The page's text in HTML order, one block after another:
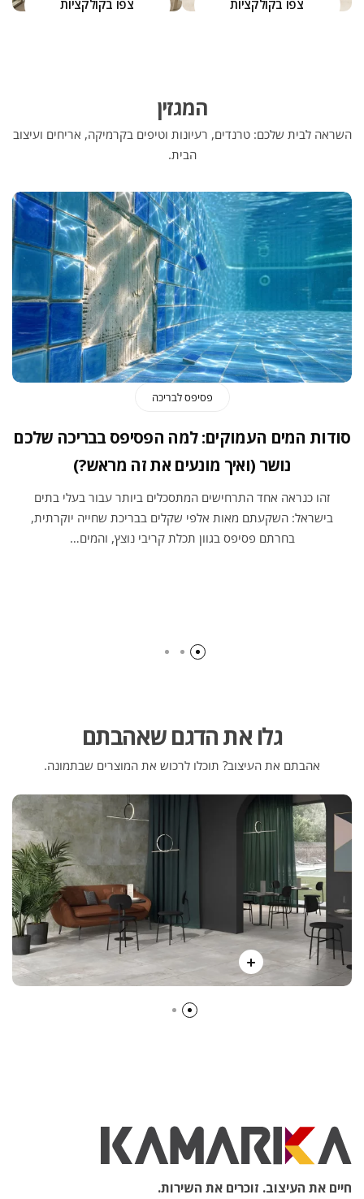
צפו בקולקציות צפו בקולקציות
המגזין
השראה לבית שלכם: טרנדים, רעיונות וטיפים בקרמיקה, אריחים ועיצוב
הבית.
פסיפס לבריכה
סודות המים העמוקים: למה הפסיפס בבריכה שלכם
נושר (ואיך מונעים את זה מראש?)
זהו כנראה אחד התרחישים המתסכלים ביותר עבור בעלי בתים
בישראל: השקעתם מאות אלפי שקלים בבריכת שחייה יוקרתית,
בחרתם פסיפס בגוון תכלת קריבי נוצץ, והמים…
גלו את הדגם שאהבתם
אהבתם את העיצוב? תוכלו לרכוש את המוצרים שבתמונה.
חיים את העיצוב. זוכרים את השירות.